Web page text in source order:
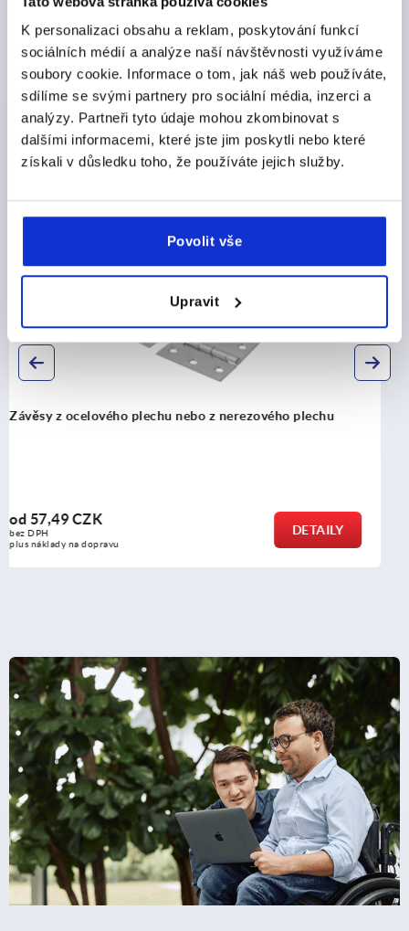
K personalizaci obsahu a reklam, poskytování funkcí
sociálních médií a analýze naší návštěvnosti využíváme
soubory cookie. Informace o tom, jak náš web používáte,
sdílíme se svými partnery pro sociální média, inzerci a
analýzy. Partneři tyto údaje mohou zkombinovat s
dalšími informacemi, které jste jim poskytli nebo které
získali v důsledku toho, že používáte jejich služby.
Povolit vše
Upravit
CAD
STAŽENÍ
Ostatní zákazníci také zakoupili
K2101
Závěsy z hliníku, vnitřní, s můstkem
od294,58 CZK
plus náklady na dopravu